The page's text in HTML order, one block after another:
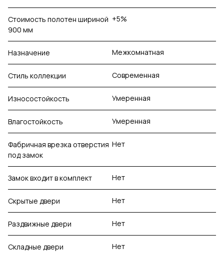
Стоимость полотен шириной
900 мм
+5%
Назначение Межкомнатная
Стиль коллекции Современная
Износостойкость Умеренная
Влагостойкость Умеренная
Фабричная врезка отверстия
под замок
Нет
Замок входит в комплект Нет
Скрытые двери Нет
Раздвижные двери Нет
Складные двери Нет